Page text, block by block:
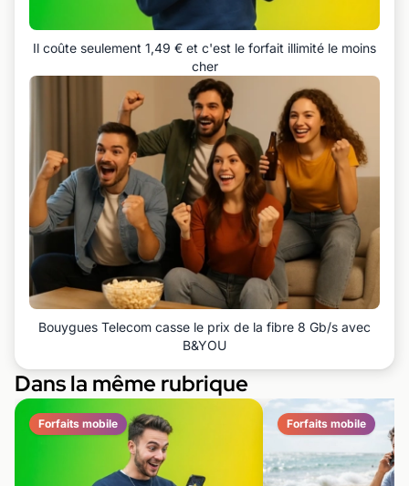
Il coûte seulement 1,49 € et c'est le forfait illimité le moins
cher
Bouygues Telecom casse le prix de la fibre 8 Gb/s avec
B&YOU
Dans la même rubrique
Forfaits mobile Forfaits mobile